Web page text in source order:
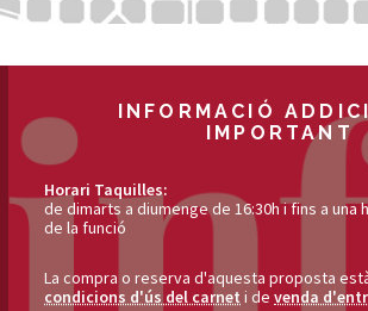
INFORMACIÓ
IMPORTANT
Horari Taquilles:
de dimarts a diumenge de 16:30h i fins a una
de la funció
La compra o reserva d'aquesta proposta
condicions d'ús del carnet i de venda